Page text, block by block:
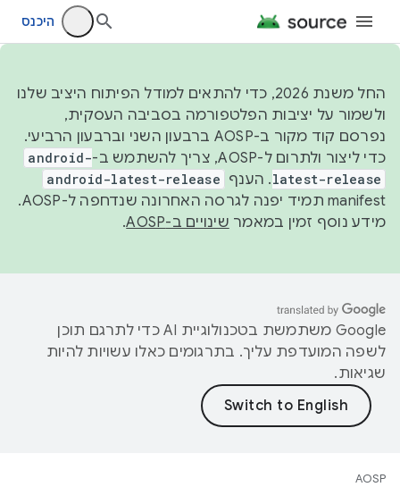
היכנס
החל משנת 2026, כדי להתאים למודל הפיתוח היציב שלנו
ולשמור על יציבות הפלטפורמה בסביבה העסקית,
נפרסם קוד מקור ב-AOSP ברבעון השני וברבעון הרביעי.
כדי ליצור ולתרום ל-AOSP, צריך להשתמש ב-
android-
latest-release. הענף android-latest-release
manifest תמיד יפנה לגרסה האחרונה שנדחפה ל-AOSP.
מידע נוסף זמין במאמר שינויים ב-AOSP .
‫Google משתמשת בטכנולוגיית AI כדי לתרגם תוכן
לשפה המועדפת עליך. בתרגומים כאלו עשויות להיות
שגיאות.
AOSP